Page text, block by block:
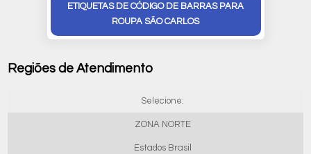
ETIQUETAS DE CÓDIGO DE BARRAS PARA
ROUPA SÃO CARLOS
Regiões de Atendimento
Selecione:
ZONA NORTE
Estados Brasil